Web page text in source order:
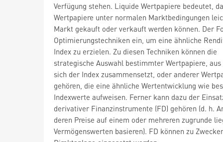
Verfügung stehen. Liquide Wertpapiere bedeutet,
Wertpapiere unter normalen Marktbedingungen
Markt gekauft oder verkauft werden können. Der
Optimierungstechniken ein, um eine ähnliche
Index zu erzielen. Zu diesen Techniken können die
strategische Auswahl bestimmter Wertpapiere, aus
sich der Index zusammensetzt, oder anderer
gehören, die eine ähnliche Wertentwicklung wie
Indexwerte aufweisen. Ferner kann dazu der
derivativer Finanzinstrumente (FD) gehören (d. h.
deren Preise auf einem oder mehreren zugrunde
Vermögenswerten basieren). FD können zu